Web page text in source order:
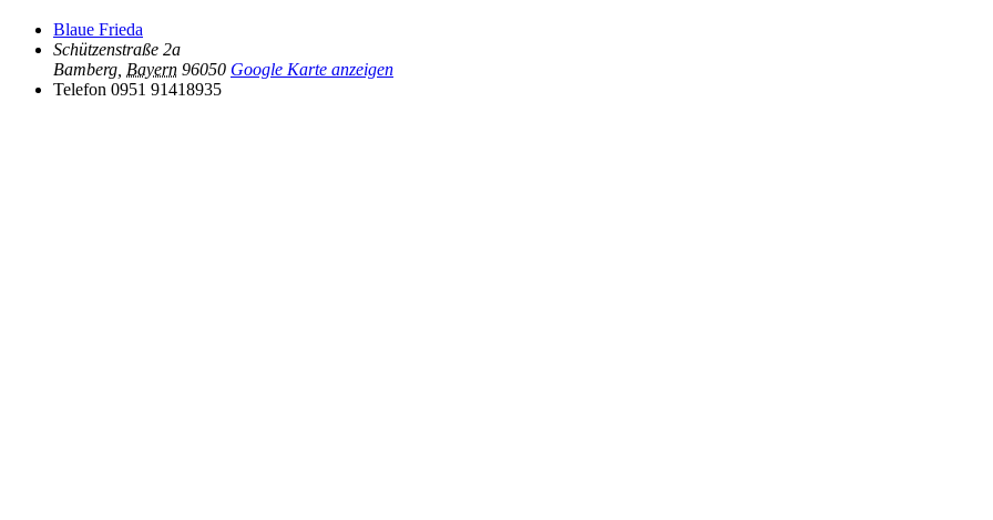
Blaue Frieda
Schützenstraße 2a
Bamberg Bayern 96050 Google Karte anzeigen
Telefon 0951 91418935